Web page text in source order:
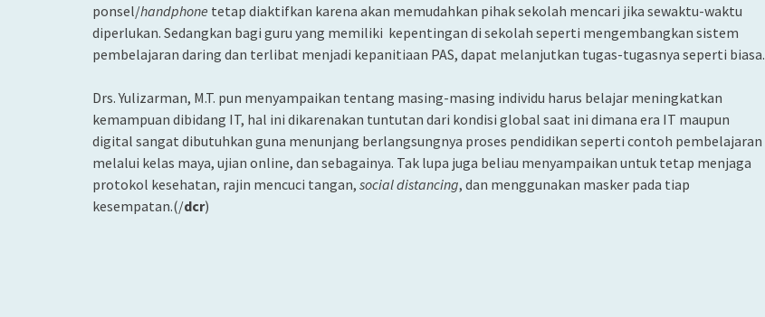
ponsel/handphone tetap diaktifkan karena akan memudahkan pihak sekolah mencari jika sewaktu-waktu
diperlukan. Sedangkan bagi guru yang memiliki kepentingan di sekolah seperti mengembangkan sistem
pembelajaran daring dan terlibat menjadi kepanitiaan PAS, dapat melanjutkan tugas-tugasnya seperti biasa.
Drs. Yulizarman, M.T. pun menyampaikan tentang masing-masing individu harus belajar meningkatkan
kemampuan dibidang IT, hal ini dikarenakan tuntutan dari kondisi global saat ini dimana era IT maupun
digital sangat dibutuhkan guna menunjang berlangsungnya proses pendidikan seperti contoh pembelajaran
melalui kelas maya, ujian online, dan sebagainya. Tak lupa juga beliau menyampaikan untuk tetap menjaga
protokol kesehatan, rajin mencuci tangan, social distancing, dan menggunakan masker pada tiap
kesempatan.(/dcr)